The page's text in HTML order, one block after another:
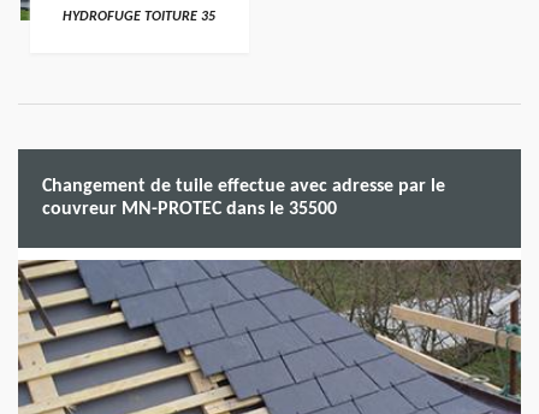
HYDROFUGE TOITURE 35
Changement de tuile effectue avec adresse par le
couvreur MN-PROTEC dans le 35500